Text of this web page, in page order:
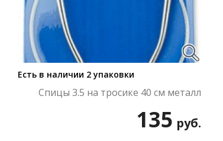
Есть в наличии 2 упаковки
Спицы 3.5 на тросике 40 см металл
135 руб.